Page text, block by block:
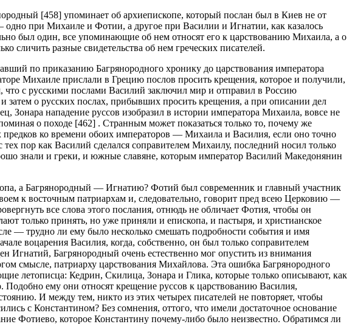
[458] упоминает об архиепископе, который послан был в Киев не от
при Михаиле и Фотии, а другое при Василии и Игнатии, как казалось
был один, все упоминающие об нем относят его к царствованию Михаила, а о
сличить разные свидетельства об нем греческих писателей.
по приказанию Багрянородного хронику до царствования императора
Михаиле прислали в Грецию послов просить крещения, которое и получили,
с русскими послами Василий заключил мир и отправил в Россию
о русских послах, прибывших просить крещения, а при описании дел
Зонара нападение руссов изобразил в истории императора Михаила, вовсе не
о походе [462] . Странным может показаться только то, почему же
предков ко времени обоих императоров — Михаила и Василия, если оно точно
пор как Василий сделался соправителем Михаилу, последний носил только
знали и греки, и южные славяне, которым император Василий Македонянин
а Багрянородный — Игнатию? Фотий был современник и главный участник
к восточным патриархам и, следовательно, говорит пред всею Церковию —
все слова этого послания, отнюдь не обличает Фотия, чтобы он
только принять, но уже приняли и епископа, и пастыря, и христианское
— трудно ли ему было несколько смешать подробности события и имя
воцарения Василия, когда, собственно, он был только соправителем
Игнатий, Багрянородный очень естественно мог опустить из внимания
смысле, патриарху царствования Михайлова. Эта ошибка Багрянородного
летописца: Кедрин, Скилица, Зонара и Глика, которые только описывают, как
Подобно ему они относят крещение руссов к царствованию Василия,
И между тем, никто из этих четырех писателей не повторяет, чтобы
с Константином? Без сомнения, оттого, что имели достаточное основание
Фотиево, которое Константину почему-либо было неизвестно. Обратимся ли